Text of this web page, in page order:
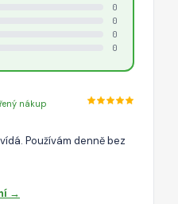
0
0
0
0
nákup
Používám denně bez
→